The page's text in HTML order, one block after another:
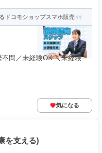
ドコモショップスマホ販売
問／未経験OK ＼未経験・
気になる
を支える)